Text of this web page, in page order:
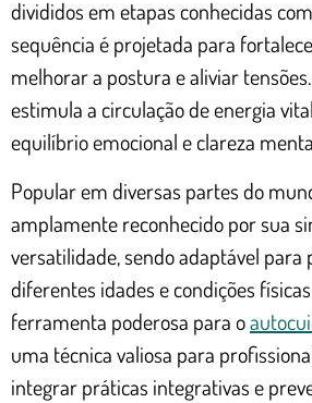
divididos em etapas conhecidas
sequência é projetada para
melhorar a postura e aliviar
estimula a circulação de energia
equilíbrio emocional e clareza
Popular em diversas partes do
amplamente reconhecido por sua
versatilidade, sendo adaptável para
diferentes idades e condições
ferramenta poderosa para o
uma técnica valiosa para
integrar práticas integrativas e